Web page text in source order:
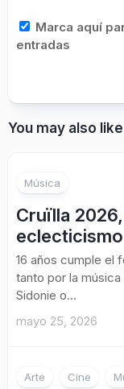
Marca aquí
entradas
You may also like
Música
Cruïlla
eclecticismo
16 años cumple el
tanto por la
Sidonie o...
mayo 25, 2026
Arte Cine